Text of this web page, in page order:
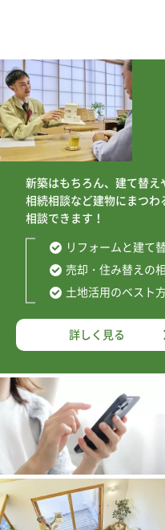
新築はもちろん、建て替え
相続相談など建物にまつ
相談できます！
リフォームと建て
売却・住み替えの
土地活用のベスト
詳しく見る